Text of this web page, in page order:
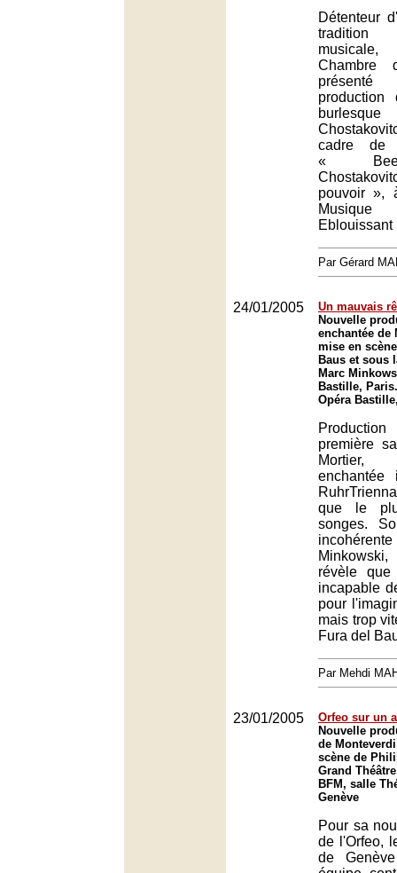
Détenteur
tradition
Chambre
cadre de
«
pouvoir »,
Eblouissant
Par Gérard
24/01/2005
Un mauvais
Nouvelle
enchantée de
mise en
Baus et sous
Marc
Bastille, Paris.
Opéra
première
Mortier,
enchantée
que le
songes.
révèle que
incapable
pour
mais trop
Fura del
Par Mehdi
23/01/2005
Orfeo sur un
Nouvelle
de
scène de
Grand
BFM, salle
Genève
Pour sa
de l'Orfeo,
de